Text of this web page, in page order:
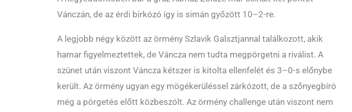
Vánczán, de az érdi birkózó így is simán győzött 10–2-re.
A legjobb négy között az örmény Szlavik Galsztjannal találkozott, akik
hamar figyelmeztettek, de Váncza nem tudta megpörgetni a riválist. A
szünet után viszont Váncza kétszer is kitolta ellenfelét és 3–0-s előnybe
került. Az örmény ugyan egy mögékerüléssel zárkózott, de a szőnyegbíró
még a pörgetés előtt közbeszólt. Az örmény challenge után viszont nem